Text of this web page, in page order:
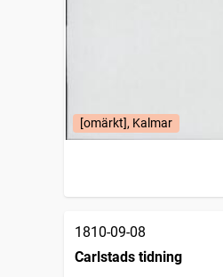
[omärkt], Kalmar
1810-09-08
Carlstads tidning